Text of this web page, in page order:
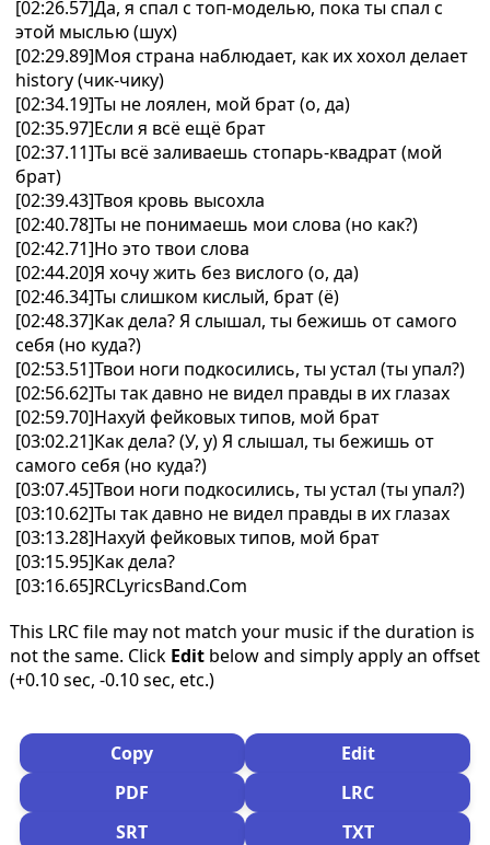
[02:26.57]Да, я спал с топ-моделью, пока ты спал с
этой мыслью (шух)
[02:29.89]Моя страна наблюдает, как их хохол делает
history (чик-чику)
[02:34.19]Ты не лоялен, мой брат (о, да)
[02:35.97]Если я всё ещё брат
[02:37.11]Ты всё заливаешь стопарь-квадрат (мой
брат)
[02:39.43]Твоя кровь высохла
[02:40.78]Ты не понимаешь мои слова (но как?)
[02:42.71]Но это твои слова
[02:44.20]Я хочу жить без вислого (о, да)
[02:46.34]Ты слишком кислый, брат (ё)
[02:48.37]Как дела? Я слышал, ты бежишь от самого
себя (но куда?)
[02:53.51]Твои ноги подкосились, ты устал (ты упал?)
[02:56.62]Ты так давно не видел правды в их глазах
[02:59.70]Нахуй фейковых типов, мой брат
[03:02.21]Как дела? (У, у) Я слышал, ты бежишь от
самого себя (но куда?)
[03:07.45]Твои ноги подкосились, ты устал (ты упал?)
[03:10.62]Ты так давно не видел правды в их глазах
[03:13.28]Нахуй фейковых типов, мой брат
[03:15.95]Как дела?
[03:16.65]RCLyricsBand.Com
This LRC file may not match your music if the duration is
not the same. Click Editbelow and simply apply an offset
(+0.10 sec, -0.10 sec, etc.)
Copy
Edit
PDF
LRC
SRT
TXT